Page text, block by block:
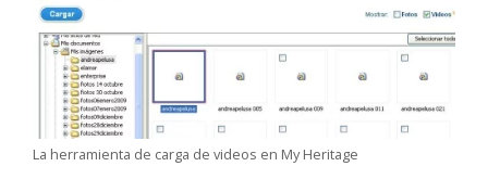
La herramienta de carga de videos en My Heritage